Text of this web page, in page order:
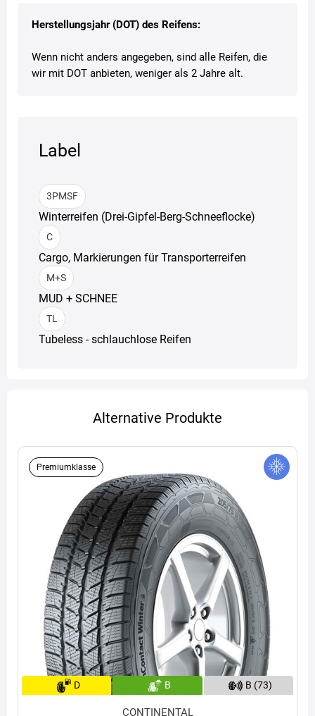
Herstellungsjahr (DOT) des Reifens:
Wenn nicht anders angegeben, sind alle Reifen, die
wir mit DOT anbieten, weniger als 2 Jahre alt.
Label
3PMSF
Winterreifen (Drei-Gipfel-Berg-Schneeflocke)
C
Cargo, Markierungen für Transporterreifen
M+S
MUD + SCHNEE
TL
Tubeless - schlauchlose Reifen
Alternative Produkte
Premiumklasse
D B B (73)
CONTINENTAL